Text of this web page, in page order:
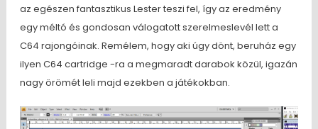
az egészen fantasztikus Lester teszi fel, így az eredmény
egy méltó és gondosan válogatott szerelmeslevél lett a
C64 rajongóinak. Remélem, hogy aki úgy dönt, beruház egy
ilyen C64 cartridge -ra a megmaradt darabok közül, igazán
nagy örömét leli majd ezekben a játékokban.